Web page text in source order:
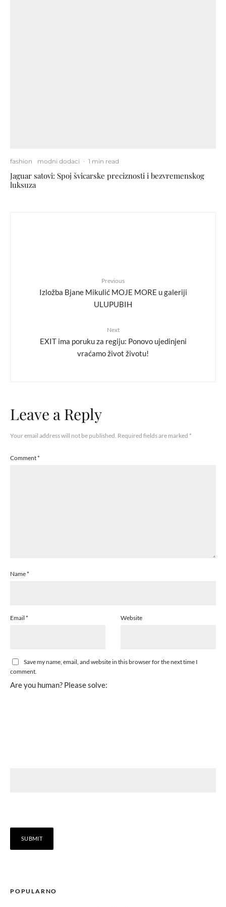
fashion modni dodaci · 1 min read
Jaguar satovi: Spoj švicarske preciznosti i bezvremenskog
luksuza
Previous
Izložba Bjane Mikulić MOJE MORE u galeriji
ULUPUBIH
Next
EXIT ima poruku za regiju: Ponovo ujedinjeni
vraćamo život životu!
Leave a Reply
Your email address will not be published. Required fields are marked *
Comment*
Name*
Email * Website
Save my name, email, and website in this browser for the next time I
comment.
Are you human? Please solve:
POPULARNO